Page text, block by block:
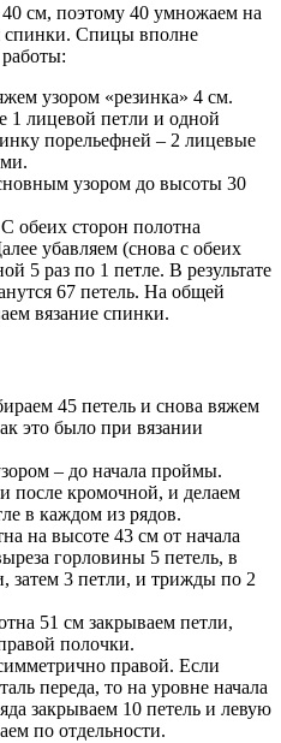
см, поэтому 40 умножаем на
спинки. Спицы вполне
узором «резинка» 4 см.
1 лицевой петли и одной
порельефней – 2 лицевые
узором до высоты 30
обеих сторон полотна
убавляем (снова с обеих
5 раз по 1 петле. В результате
67 петель. На общей
вязание спинки.
45 петель и снова вяжем
это было при вязании
– до начала проймы.
после кромочной, и делаем
в каждом из рядов.
на высоте 43 см от начала
горловины 5 петель, в
затем 3 петли, и трижды по 2
51 см закрываем петли,
полочки.
правой. Если
переда, то на уровне начала
закрываем 10 петель и левую
по отдельности.